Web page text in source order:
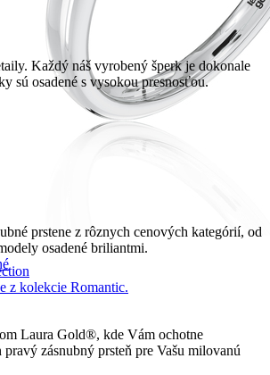
z kolekcie Romantic.
Každý náš vyrobený šperk je dokonale
sú osadené s vysokou presnosťou.
prstene z rôznych cenových kategórií, od
osadené briliantmi.
Laura Gold®, kde Vám ochotne
zásnubný prsteň pre Vašu milovanú